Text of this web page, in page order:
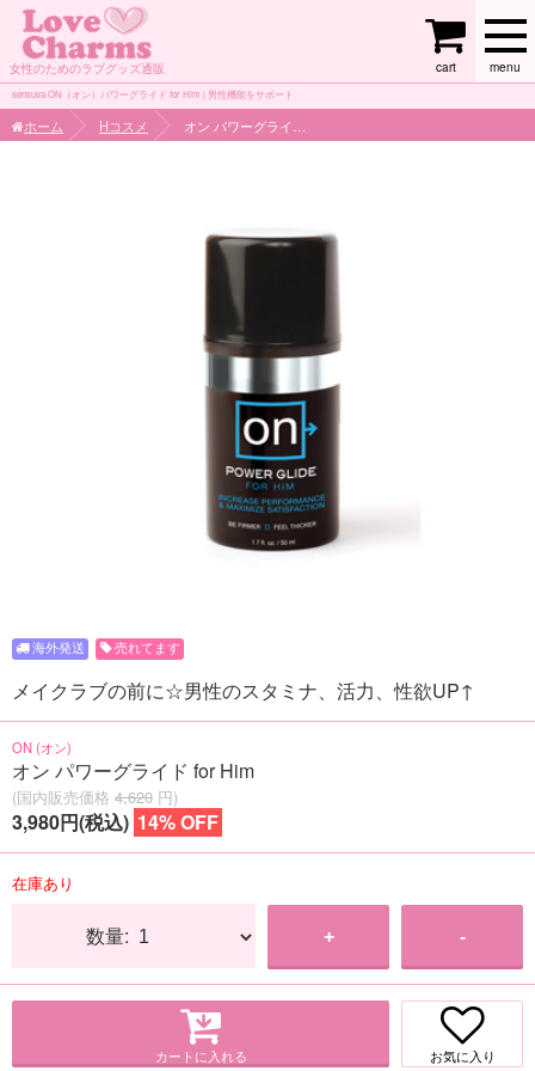
女性のためのラブグッズ通販 menu
cart
sensuva ON（オン）パワーグライド for Him | 男性機能をサポート
ホーム Hコスメ
売れてます
メイクラブの前に☆男性のスタミナ、活力、性欲UP↑
ON (オン)
オン パワーグライド for Him
(国内販売価格 4,620 円)
3,980円(税込) 14% OFF
在庫あり
数量: + -
カートに入れる お気に入り